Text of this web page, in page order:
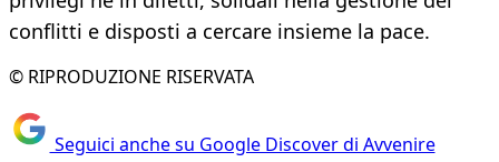
conflitti e disposti a cercare insieme la pace.
© RIPRODUZIONE RISERVATA
Seguici anche su Google Discover di Avvenire